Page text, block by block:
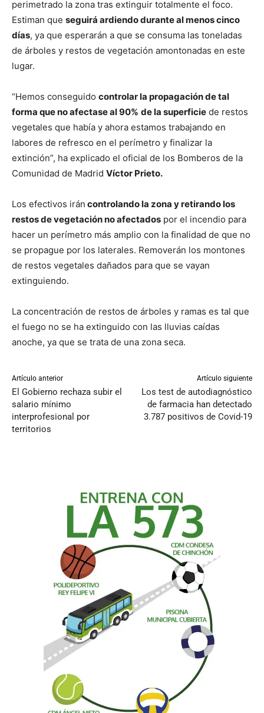
perimetrado la zona tras extinguir totalmente el foco.
Estiman que seguirá ardiendo durante al menos cinco
días, ya que esperarán a que se consuma las toneladas
de árboles y restos de vegetación amontonadas en este
lugar.
“Hemos conseguido controlar la propagación de tal
forma que no afectase al 90% de la superficie de restos
vegetales que había y ahora estamos trabajando en
labores de refresco en el perímetro y finalizar la
extinción”, ha explicado el oficial de los Bomberos de la
Comunidad de Madrid Víctor Prieto.
Los efectivos irán controlando la zona y retirando los
restos de vegetación no afectados por el incendio para
hacer un perímetro más amplio con la finalidad de que no
se propague por los laterales. Removerán los montones
de restos vegetales dañados para que se vayan
extinguiendo.
La concentración de restos de árboles y ramas es tal que
el fuego no se ha extinguido con las lluvias caídas
anoche, ya que se trata de una zona seca.
Artículo anterior
El Gobierno rechaza subir el
salario mínimo
interprofesional por
territorios
Artículo siguiente
Los test de autodiagnóstico
de farmacia han detectado
3.787 positivos de Covid-19